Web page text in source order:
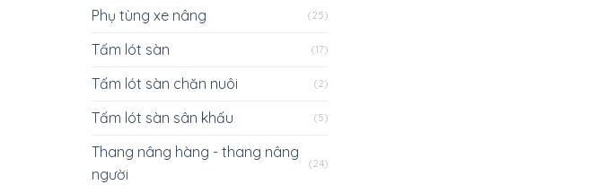
Phụ tùng xe nâng (25)
Tấm lót sàn (17)
Tấm lót sàn chăn nuôi (2)
Tấm lót sàn sân khấu (5)
Thang nâng hàng - thang nâng
người
(24)